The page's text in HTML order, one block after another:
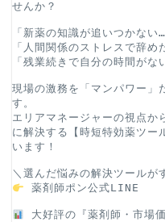
せんか？
「新薬の知識が追いつかない…
「人間関係のストレスで辞め
「残業続きで自分の時間がな
現場の激務を「マンパワー」
す。
エリアマネージャーの視点か
に解決する【時短特効薬ツ
います！
＼選んだ悩みの解決ツールが
薬剤師ポン公式LINE
大好評の『薬剤師・市場